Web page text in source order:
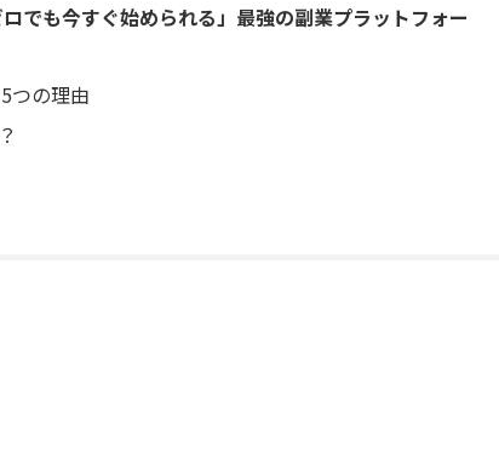
でも今すぐ始められる」最強の副業プラットフォー
つの理由